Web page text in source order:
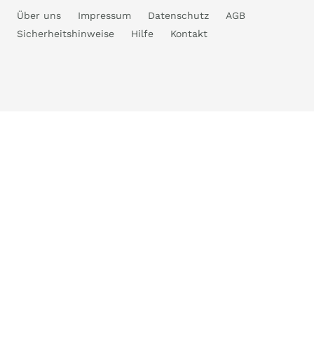
Über uns Impressum Datenschutz
AGB
Sicherheitshinweise
Hilfe Kontakt